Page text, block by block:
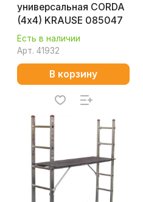
универсальная CORDA
(4х4) KRAUSE 085047
Есть в наличии
Арт. 41932
В корзину